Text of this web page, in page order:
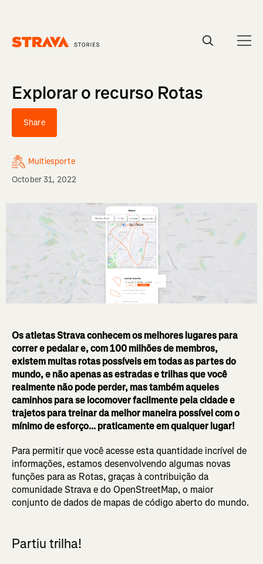
Explorar o recurso Rotas
Share
Multiesporte
October 31, 2022
Os atletas Strava conhecem os melhores lugares para
correr e pedalar e, com 100 milhões de membros,
existem muitas rotas possíveis em todas as partes do
mundo, e não apenas as estradas e trilhas que você
realmente não pode perder, mas também aqueles
caminhos para se locomover facilmente pela cidade e
trajetos para treinar da melhor maneira possível com o
mínimo de esforço... praticamente em qualquer lugar!
Para permitir que você acesse esta quantidade incrível de
informações, estamos desenvolvendo algumas novas
funções para as Rotas, graças à contribuição da
comunidade Strava e do OpenStreetMap, o maior
conjunto de dados de mapas de código aberto do mundo.
Partiu trilha!